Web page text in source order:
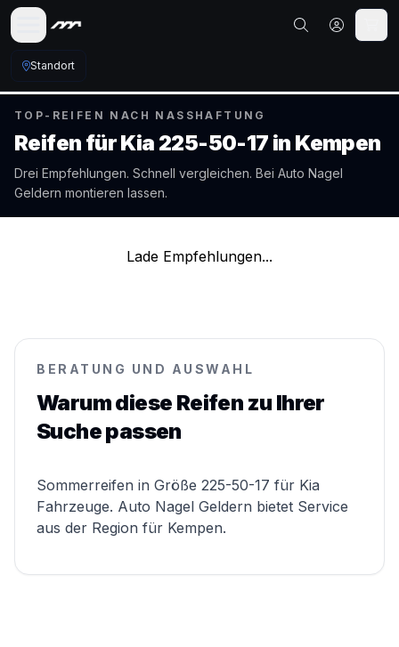
Standort
TOP-REIFEN NACH NASSHAFTUNG
Reifen fürKia 225-50-17 in Kempen
Drei Empfehlungen. Schnell vergleichen. Bei Auto Nagel
Geldern montieren lassen.
Lade Empfehlungen...
BERATUNG UND AUSWAHL
Warum diese Reifen zu Ihrer
Suche passen
Sommerreifen in Größe 225-50-17 für Kia
Fahrzeuge. Auto Nagel Geldern bietet Service
aus der Region für Kempen.